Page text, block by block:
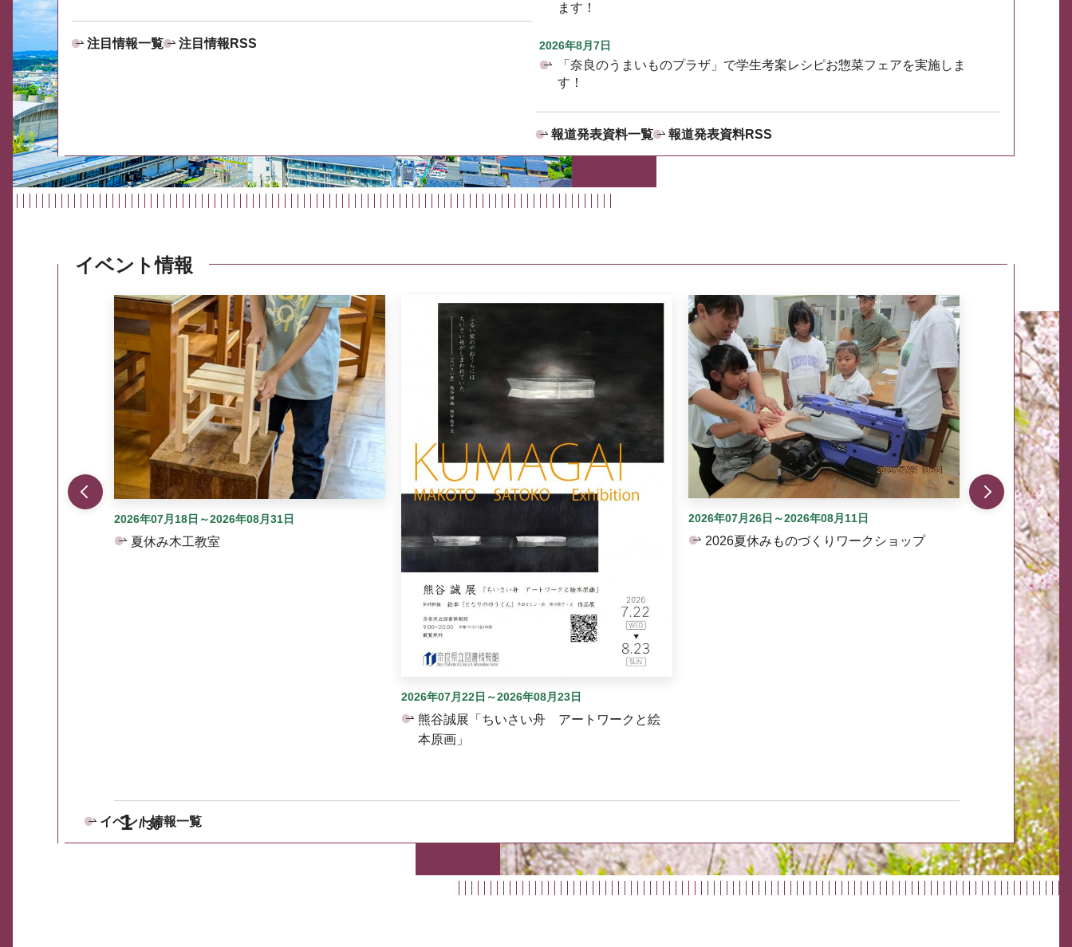
注目情報一覧 注目情報RSS
ます！
2026年8月7日
「奈良のうまいものプラザ」で学生考案レシピお惣菜フェアを実施しま
す！
報道発表資料一覧 報道発表資料RSS
イベント情報
1 30
2026年07月18日～2026年08月31日
夏休み木工教室
2026年07月22日～2026年08月23日
熊谷誠展「ちいさい舟 アートワークと絵
本原画」
2026年07月26日～2026年08月11日
2026夏休みものづくりワークショップ
イベント情報一覧